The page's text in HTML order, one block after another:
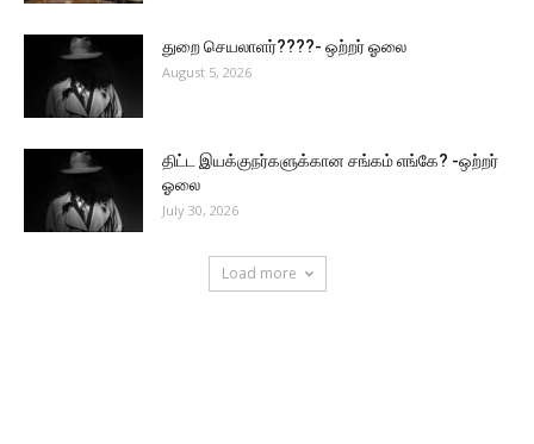
துறை செயலாளர்????- ஒற்றர் ஓலை
August 5, 2026
திட்ட இயக்குநர்களுக்கான சங்கம் எங்கே? -ஒற்றர்
ஓலை
July 30, 2026
Load more